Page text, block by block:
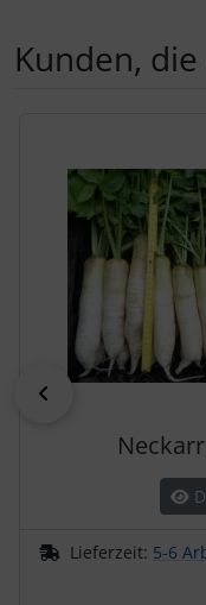
Kunden,
Lieferzeit: 5-6